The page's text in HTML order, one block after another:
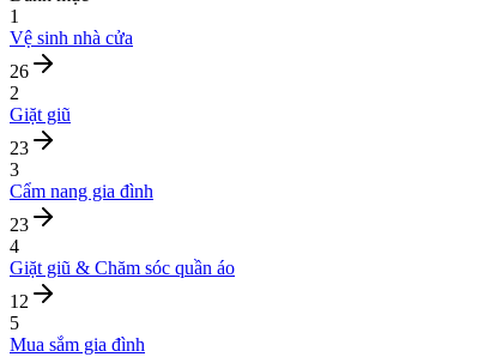
1
Vệ sinh nhà cửa
26
2
Giặt giũ
23
3
Cẩm nang gia đình
23
4
Giặt giũ & Chăm sóc quần áo
12
5
Mua sắm gia đình